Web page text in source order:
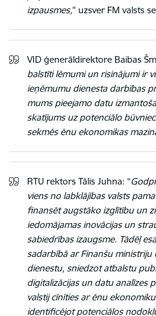
izpausmes,” uzsver FM valsts
VID ģenerāldirektore Baibas
balstīti lēmumi un risinājumi ir
ieņēmumu dienesta darbības
mums pieejamo datu
skatījums uz potenciālo
sekmēs ēnu ekonomikas
RTU rektors Tālis Juhna: “
viens no labklājības valsts
finansēt augstāko izglītību un
iedomājamas inovācijas un
sabiedrības izaugsme. Tādēļ
sadarbībā ar Finanšu ministriju
dienestu, sniedzot atbalstu
digitalizācijas un datu analīzes
valstij cīnīties ar ēnu
identificējot potenciālos